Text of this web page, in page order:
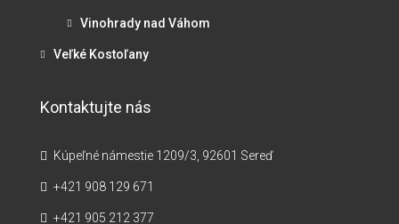
Vinohrady nad Váhom
Veľké Kostoľany
Kontaktujte nás
Kúpeľné námestie 1209/3, 92601 Sereď
+421 908 129 671
+421 905 212 377